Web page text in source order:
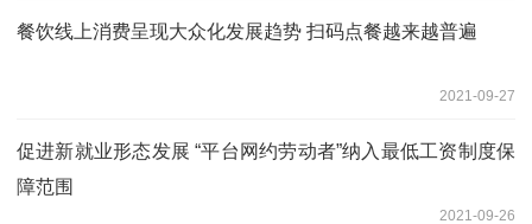
餐饮线上消费呈现大众化发展趋势 扫码点餐越来越普遍
2021-09-27
促进新就业形态发展 “平台网约劳动者”纳入最低工资制度保
障范围
2021-09-26